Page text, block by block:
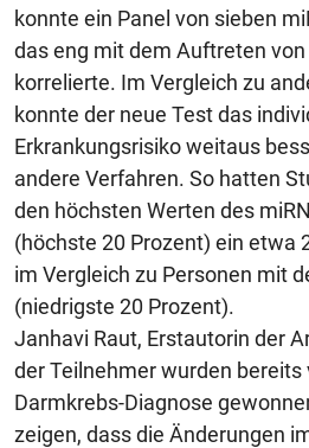
konnte ein Panel von sieben
das eng mit dem Auftreten
korrelierte. Im Vergleich zu
konnte der neue Test das
Erkrankungsrisiko weitaus
andere Verfahren. So hatten
den höchsten Werten des
(höchste 20 Prozent) ein etwa
im Vergleich zu Personen mit
(niedrigste 20 Prozent).
Janhavi Raut, Erstautorin der
der Teilnehmer wurden bereits
Darmkrebs-Diagnose
zeigen, dass die Änderungen